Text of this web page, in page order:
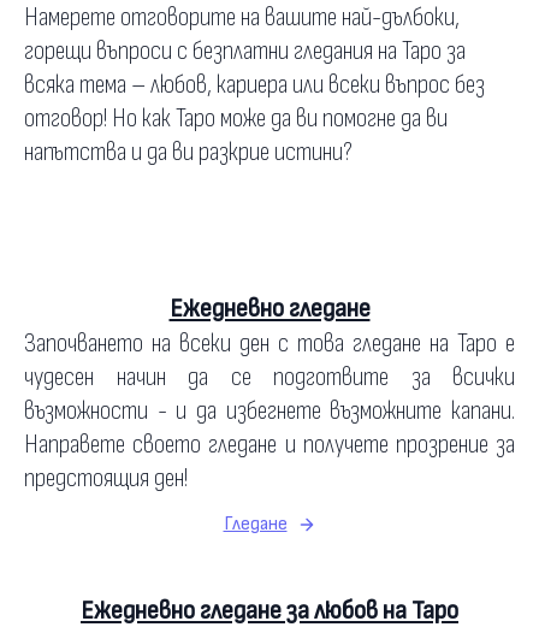
Намерете отговорите на вашите най-дълбоки,
горещи въпроси с безплатни гледания на Таро за
всяка тема – любов, кариера или всеки въпрос без
отговор! Но как Таро може да ви помогне да ви
напътства и да ви разкрие истини?
Ежедневно гледане
Започването на всеки ден с това гледане на Таро е
чудесен начин да се подготвите за всички
възможности - и да избегнете възможните капани.
Направете своето гледане и получете прозрение за
предстоящия ден!
Гледане
Ежедневно гледане за любов на Таро